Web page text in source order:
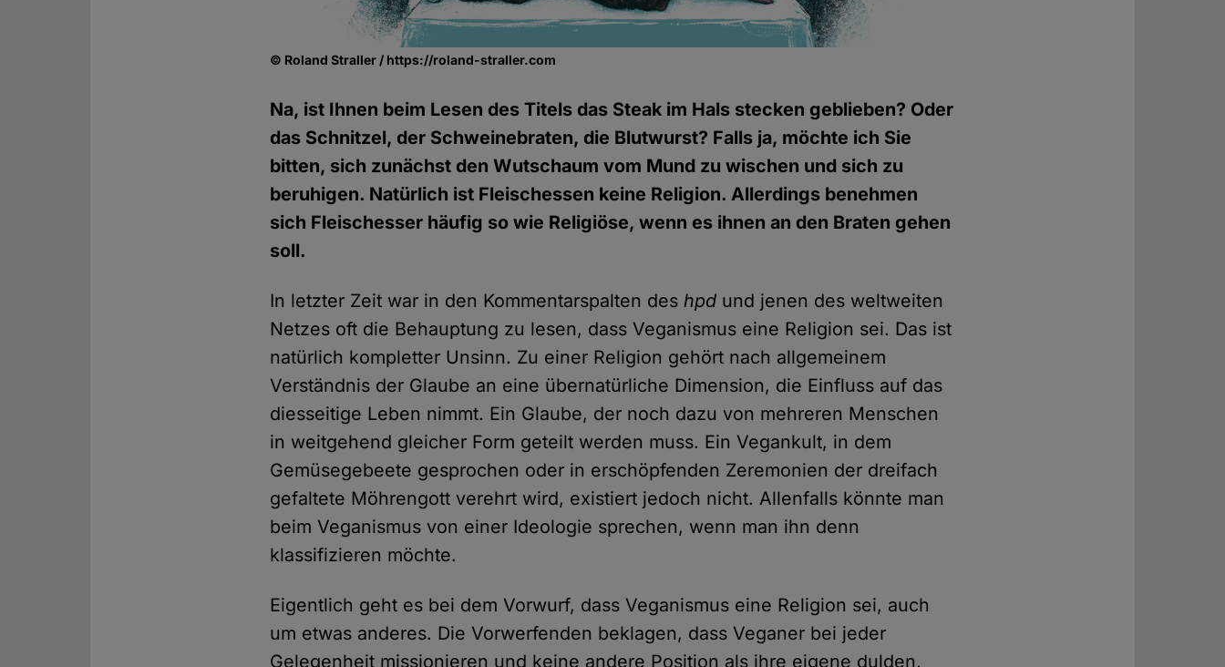
© Roland Straller / https://roland-straller.com
Na, ist Ihnen beim Lesen des Titels das Steak im Hals stecken geblieben? Oder
das Schnitzel, der Schweinebraten, die Blutwurst? Falls ja, möchte ich Sie
bitten, sich zunächst den Wutschaum vom Mund zu wischen und sich zu
beruhigen. Natürlich ist Fleischessen keine Religion. Allerdings benehmen
sich Fleischesser häufig so wie Religiöse, wenn es ihnen an den Braten gehen
soll.
In letzter Zeit war in den Kommentarspalten deshpd und jenen des weltweiten
Netzes oft die Behauptung zu lesen, dass Veganismus eine Religion sei. Das ist
natürlich kompletter Unsinn. Zu einer Religion gehört nach allgemeinem
Verständnis der Glaube an eine übernatürliche Dimension, die Einfluss auf das
diesseitige Leben nimmt. Ein Glaube, der noch dazu von mehreren Menschen
in weitgehend gleicher Form geteilt werden muss. Ein Vegankult, in dem
Gemüsegebeete gesprochen oder in erschöpfenden Zeremonien der dreifach
gefaltete Möhrengott verehrt wird, existiert jedoch nicht. Allenfalls könnte man
beim Veganismus von einer Ideologie sprechen, wenn man ihn denn
klassifizieren möchte.
Eigentlich geht es bei dem Vorwurf, dass Veganismus eine Religion sei, auch
um etwas anderes. Die Vorwerfenden beklagen, dass Veganer bei jeder
Gelegenheit missionieren und keine andere Position als ihre eigene dulden,